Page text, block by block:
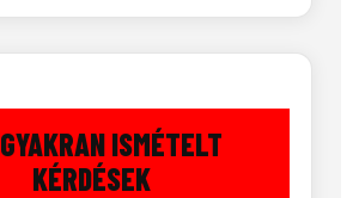
GYAKRAN ISMÉTELT
KÉRDÉSEK